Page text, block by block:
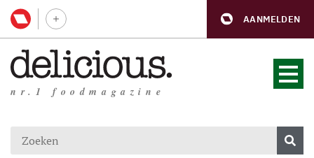
AANMELDEN
nr.1 foodmagazine